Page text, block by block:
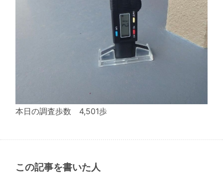
本日の調査歩数 4,501歩
この記事を書いた人